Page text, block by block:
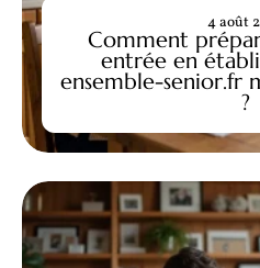
Comment
entrée en
ensemble-senior.fr
?
4 août